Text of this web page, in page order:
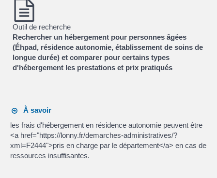
Outil de recherche
Rechercher un hébergement pour personnes âgées
(Éhpad, résidence autonomie, établissement de soins de
longue durée) et comparer pour certains types
d'hébergement les prestations et prix pratiqués
À savoir
les frais d'hébergement en résidence autonomie peuvent être
<a href="https://lonny.fr/demarches-administratives/?
xml=F2444">pris en charge par le département</a> en cas de
ressources insuffisantes.